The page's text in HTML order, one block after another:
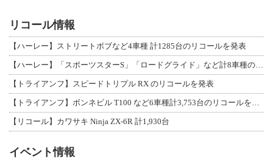
リコール情報
【ハーレー】ストリートボブなど4車種 計1285台のリコールを発表
【ハーレー】「スポーツスターS」「ロードグライド」など計8車種のリコールを発表
【トライアンフ】スピードトリプル RX のリコールを発表
【トライアンフ】ボンネビル T100 など6車種計3,753台のリコールを発表
【リコール】カワサキ Ninja ZX-6R 計1,930台
イベント情報